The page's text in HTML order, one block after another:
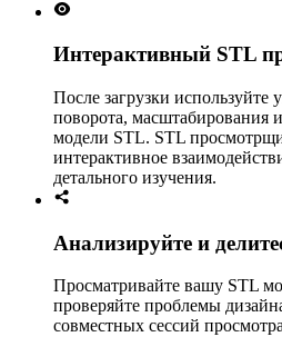
Интерактивный STL
После загрузки
поворота, масштабирования
модели STL. STL
интерактивное
детального изучения.
Анализируйте и
Просматривайте вашу STL
проверяйте проблемы
совместных сессий